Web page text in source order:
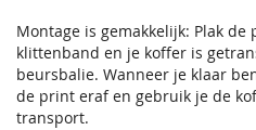
Montage is gemakkelijk: Plak
klittenband en je koffer is
beursbalie. Wanneer je klaar
de print eraf en gebruik je de
transport.